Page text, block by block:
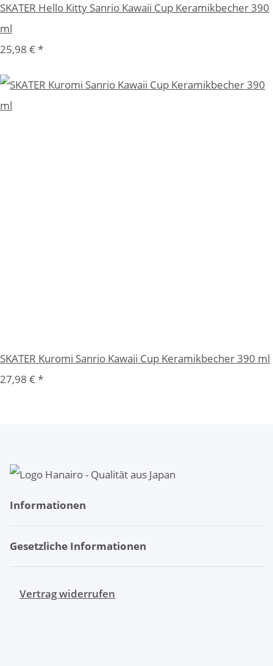
SKATER Hello Kitty Sanrio Kawaii Cup Keramikbecher 390
ml
25,98 €*
SKATER Kuromi Sanrio Kawaii Cup Keramikbecher 390 ml
27,98 €*
Informationen
Gesetzliche Informationen
Vertrag widerrufen